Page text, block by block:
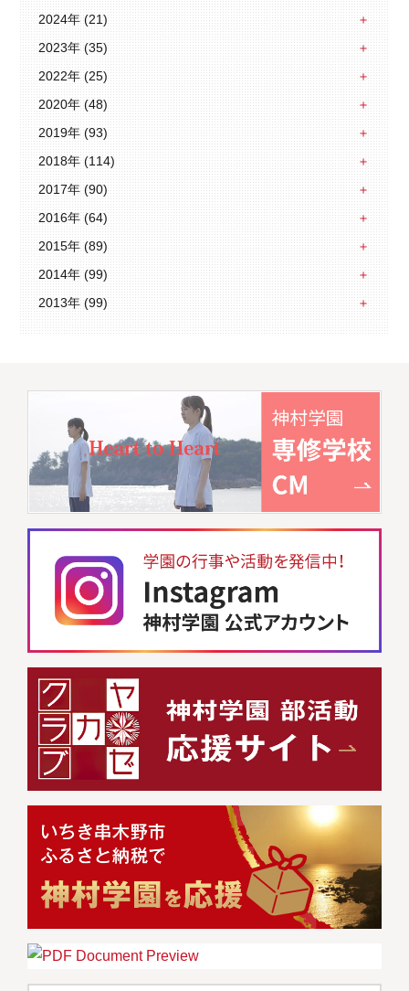
2024年 (21)
2023年 (35)
2022年 (25)
2020年 (48)
2019年 (93)
2018年 (114)
2017年 (90)
2016年 (64)
2015年 (89)
2014年 (99)
2013年 (99)